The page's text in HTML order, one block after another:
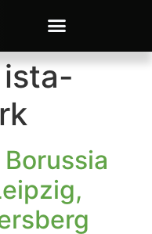
ista-